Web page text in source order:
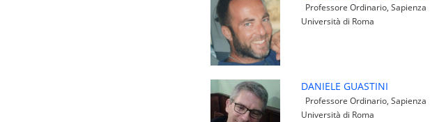
Professore Ordinario, Sapienza
Università di Roma
DANIELE GUASTINI
Professore Ordinario, Sapienza
Università di Roma